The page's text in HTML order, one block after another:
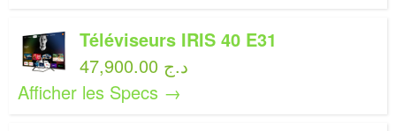
Téléviseurs IRIS 40 E31
47,900.00 د.ج
Afficher les Specs →